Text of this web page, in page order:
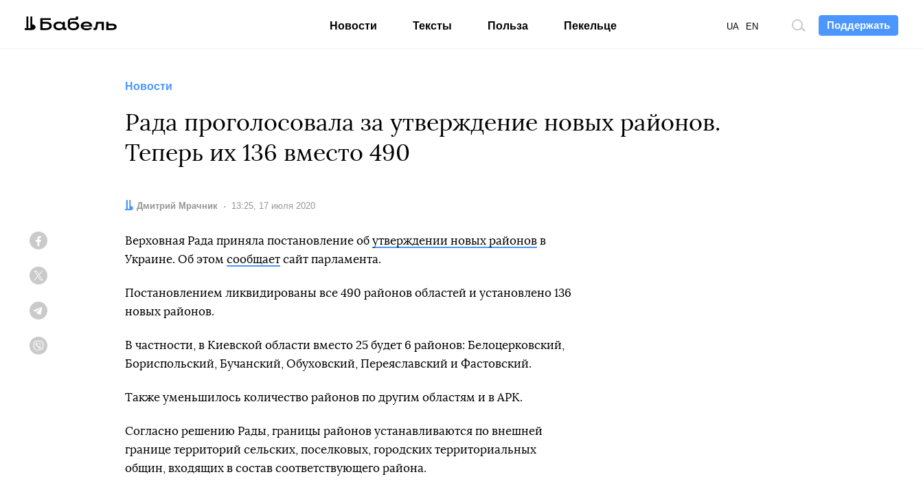
Поддержать
Поиск
UA EN
Новости Тексты Польза Пекельце
Новости
Рада проголосовала за утверждение новых районов.
Теперь их 136 вместо 490
Автор:
Дмитрий Мрачник Дата:
13:25, 17 июля 2020
Верховная Рада приняла постановление об утверждении новых районов в
Украине. Об этом сообщает сайт парламента.
Постановлением ликвидированы все 490 районов областей и установлено 136
новых районов.
В частности, в Киевской области вместо 25 будет 6 районов: Белоцерковский,
Бориспольский, Бучанский, Обуховский, Переяславский и Фастовский.
Также уменьшилось количество районов по другим областям и в АРК.
Согласно решению Рады, границы районов устанавливаются по внешней
границе территорий сельских, поселковых, городских территориальных
общин, входящих в состав соответствующего района.